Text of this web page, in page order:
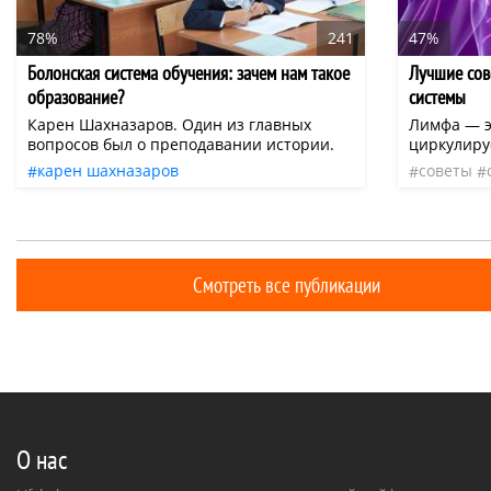
78% 241
Болонская система обучения: зачем нам такое
образование?
Карен Шахназаров. Один из главных
вопросов был о преподавании истории.
карен шахназаров
профессиональное обучение
47%
Лучшие
системы
Лимфа —
омывая
очищение
и
советы
Смотреть все публикации
О нас